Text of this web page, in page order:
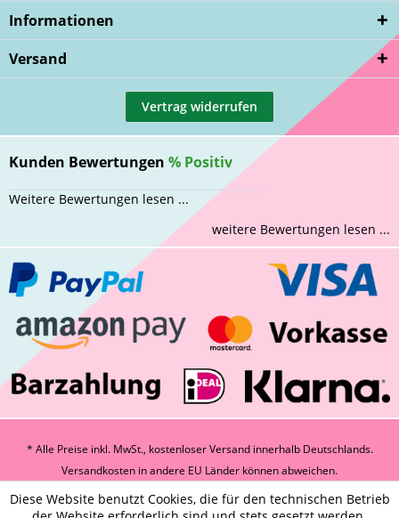
Informationen
Versand
Vertrag widerrufen
Kunden Bewertungen % Positiv
Weitere Bewertungen lesen ...
weitere Bewertungen lesen ...
* Alle Preise inkl. MwSt., kostenloser Versand innerhalb Deutschlands.
Versandkosten in andere EU Länder können abweichen.
Diese Website benutzt Cookies, die für den technischen Betrieb